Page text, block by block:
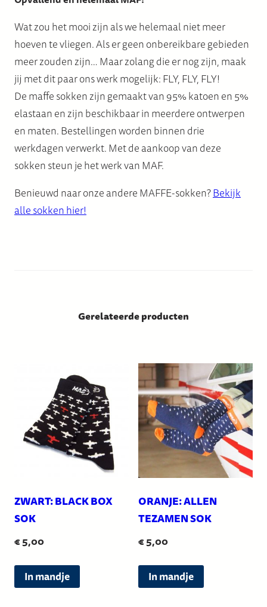
Wat zou het mooi zijn als we helemaal niet meer
hoeven te vliegen. Als er geen onbereikbare gebieden
meer zouden zijn… Maar zolang die er nog zijn, maak
jij met dit paar ons werk mogelijk: FLY, FLY, FLY!
De maffe sokken zijn gemaakt van 95% katoen en 5%
elastaan en zijn beschikbaar in meerdere ontwerpen
en maten. Bestellingen worden binnen drie
werkdagen verwerkt. Met de aankoop van deze
sokken steun je het werk van MAF.
Benieuwd naar onze andere MAFFE-sokken?Bekijk
alle sokken hier!
Gerelateerde producten
ZWART: BLACK BOX
SOK
€5,00
In mandje
Dit
ORANJE: ALLEN
TEZAMEN SOK
€5,00
In mandje
Dit